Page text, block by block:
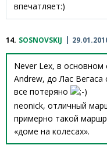
впечатляет:)
14. SOSNOVSKIJ
Never Lex, в основном
Andrew, до Лас
все потеряно
neonick, отличный
примерно такой
«доме на колесах».